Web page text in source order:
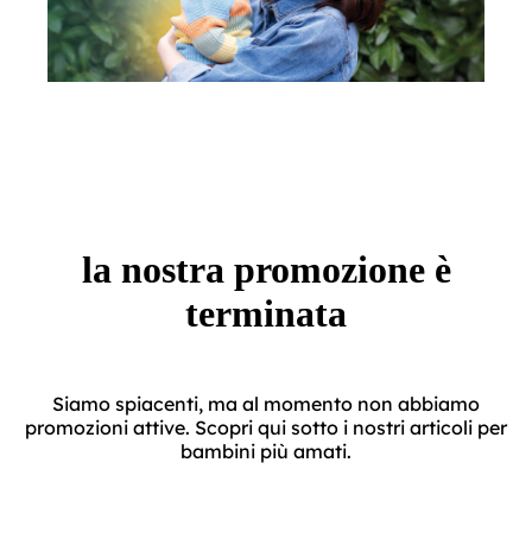
la nostra promozione è
terminata
Siamo spiacenti, ma al momento non abbiamo
promozioni attive. Scopri qui sotto i nostri articoli per
bambini più amati.